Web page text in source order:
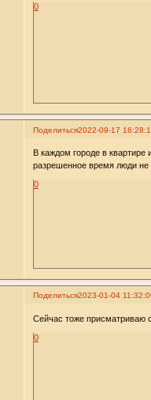
0
Поделиться2022-09-17
В каждом городе в
разрешенное время люди
0
Поделиться2023-01-04
Сейчас тоже присматриваю
0